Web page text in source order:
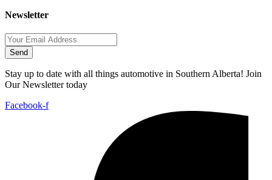
Newsletter
Send
Stay up to date with all things automotive in Southern Alberta! Join
Our Newsletter today
Facebook-f